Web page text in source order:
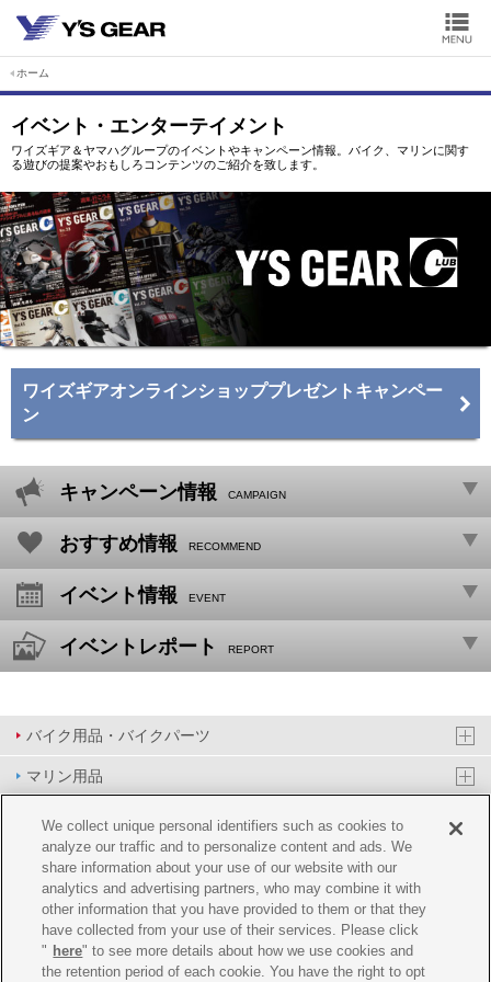
ホーム
イベント・エンターテイメント
ワイズギア＆ヤマハグループのイベントやキャンペーン情報。バイク、マリンに関す
る遊びの提案やおもしろコンテンツのご紹介を致します。
ワイズギアオンラインショッププレゼントキャンペー
ン
キャンペーン情報 CAMPAIGN
おすすめ情報 RECOMMEND
イベント情報 EVENT
イベント レポート REPORT
バイク用品・バイクパーツ
マリン用品
PAS/YPJ用品
その他用品
イベント&エンターテイメント
オンラインショップ
We collect unique personal identifiers such as cookies to
analyze our traffic and to personalize content and ads. We
share information about your use of our website with our
analytics and advertising partners, who may combine it with
other information that you have provided to them or that they
have collected from your use of their services. Please click
" here" to see more details about how we use cookies and
the retention period of each cookie. You have the right to opt